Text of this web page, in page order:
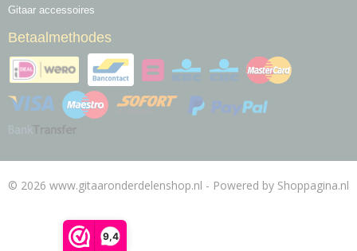
9,4
Gitaar accessoires
Betaalmethodes
© 2026 www.gitaaronderdelenshop.nl - Powered by Shoppagina.nl